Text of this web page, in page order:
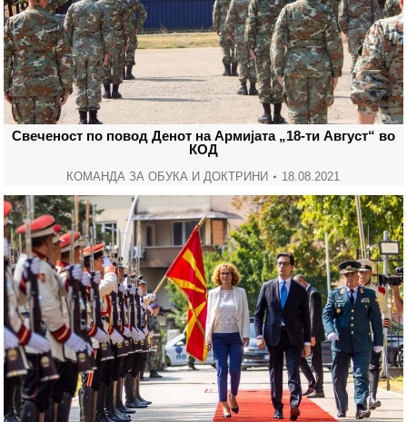
Свеченост по повод Денот на Армијата „18-ти Август“ во
КОД
КОМАНДА ЗА ОБУКА И ДОКТРИНИ 18.08.2021